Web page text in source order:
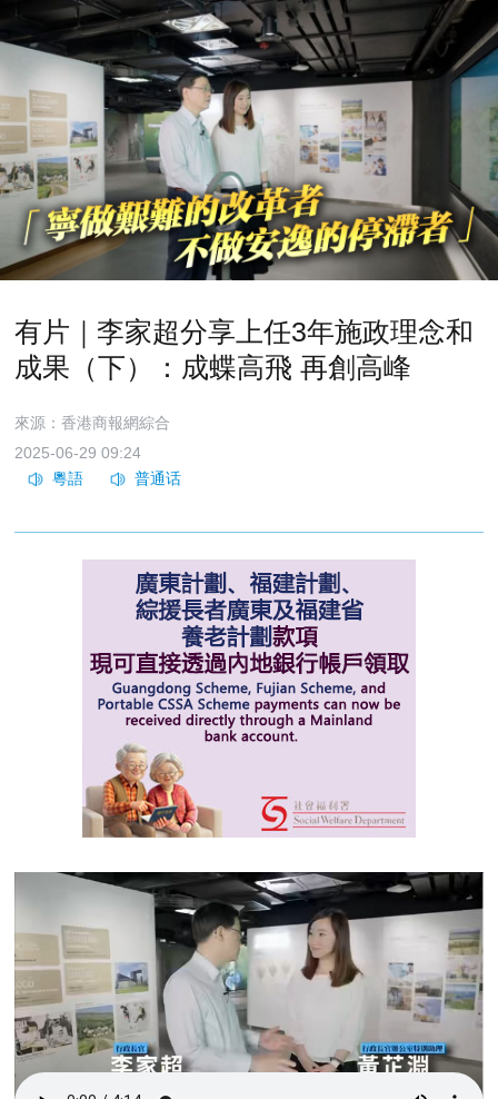
有片｜李家超分享上任3年施政理念和
成果（下）：成蝶高飛 再創高峰
來源：香港商報網綜合
2025-06-29 09:24